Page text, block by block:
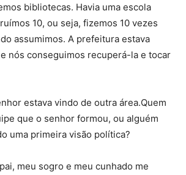
bibliotecas. Havia uma escola
10, ou seja, fizemos 10 vezes
assumimos. A prefeitura estava
nós conseguimos recuperá-la e tocar
estava vindo de outra área.Quem
que o senhor formou, ou alguém
uma primeira visão política?
meu sogro e meu cunhado me